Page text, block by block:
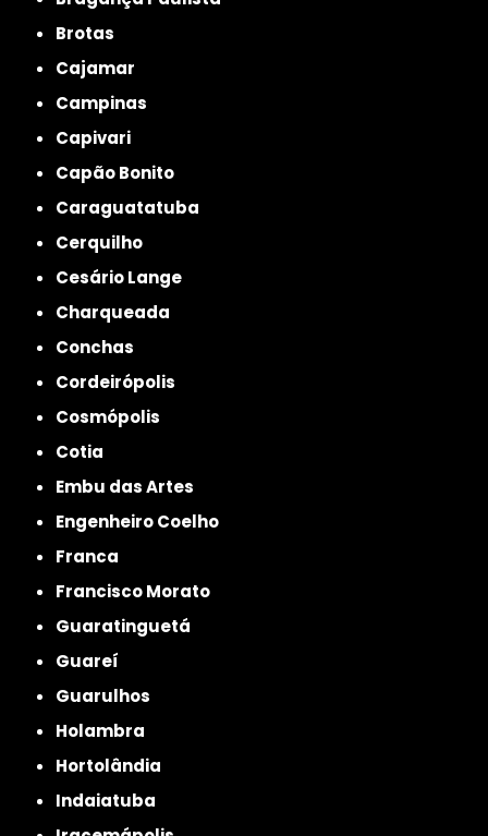
Brotas
Cajamar
Campinas
Capivari
Capão Bonito
Caraguatatuba
Cerquilho
Cesário Lange
Charqueada
Conchas
Cordeirópolis
Cosmópolis
Cotia
Embu das Artes
Engenheiro Coelho
Franca
Francisco Morato
Guaratinguetá
Guareí
Guarulhos
Holambra
Hortolândia
Indaiatuba